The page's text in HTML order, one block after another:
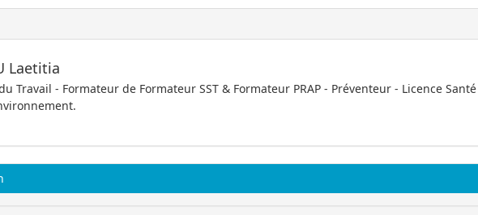
Laetitia
Travail - Formateur de Formateur SST & Formateur PRAP - Préventeur - Licence Santé